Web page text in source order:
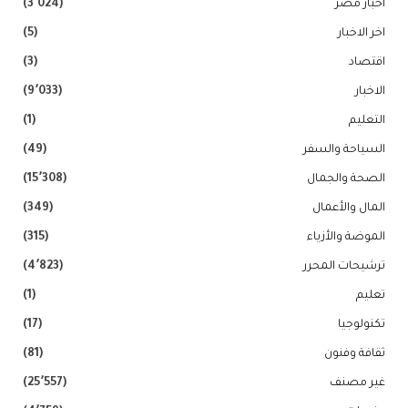
اخبار مصر (3٬024)
اخر الاخبار (5)
اقتصاد (3)
الاخبار (9٬033)
التعليم (1)
السياحة والسفر (49)
الصحة والجمال (15٬308)
المال والأعمال (349)
الموضة والأزياء (315)
ترشيحات المحرر (4٬823)
تعليم (1)
تكنولوجيا (17)
ثقافة وفنون (81)
غير مصنف (25٬557)